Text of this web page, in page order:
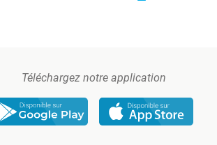
Téléchargez notre application